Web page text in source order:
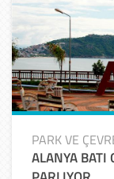
PARK VE
ALANYA BATI